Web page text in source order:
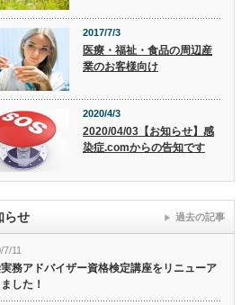
2017/7/3
医療・福祉・食品の周辺産
業のお客様向け
2020/4/3
2020/04/03【お知らせ】感
染症.comからの告知です
らせ
7/11
務アドバイザー資格検定講座をリニューア
した！
過去の記事